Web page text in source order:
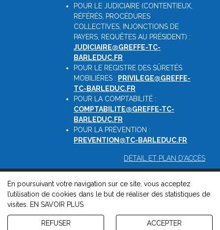
POUR LE JUDICIAIRE (CONTENTIEUX,
RÉFÉRÉS, PROCÉDURES
COLLECTIVES, INJONCTIONS DE
PAYERS, REQUÊTES AU PRÉSIDENT) :
JUDICIAIRE@GREFFE-TC-
BARLEDUC.FR
POUR LE REGISTRE DES SÛRETÉS
MOBILIÈRES : PRIVILEGE@GREFFE-
TC-BARLEDUC.FR
POUR LA COMPTABILITÉ :
COMPTABILITE@GREFFE-TC-
BARLEDUC.FR
POUR LA PRÉVENTION :
PREVENTION@TC-BARLEDUC.FR
DÉTAIL ET PLAN D'ACCÈS
© 2026, Greffe du Tribunal de Commerce de Barleduc -
Mentions légales-Contact -Gestion des cookies-Politique de
confidentialité et de cookies
Version : 1.8.1
En poursuivant votre navigation sur ce site, vous acceptez
l’utilisation de cookies dans le but de réaliser des statistiques de
visites.
EN SAVOIR PLUS
REFUSER ACCEPTER